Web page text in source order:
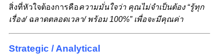
สิ่งที่หัวใจต้องการคือความมั่นใจว่า คุณไม่จำเป็นต้อง “รู้ทุก
เรื่อง/ ฉลาดตลอดเวลา/ พร้อม 100%” เพื่อจะมีคุณค่า
Strategic / Analytical